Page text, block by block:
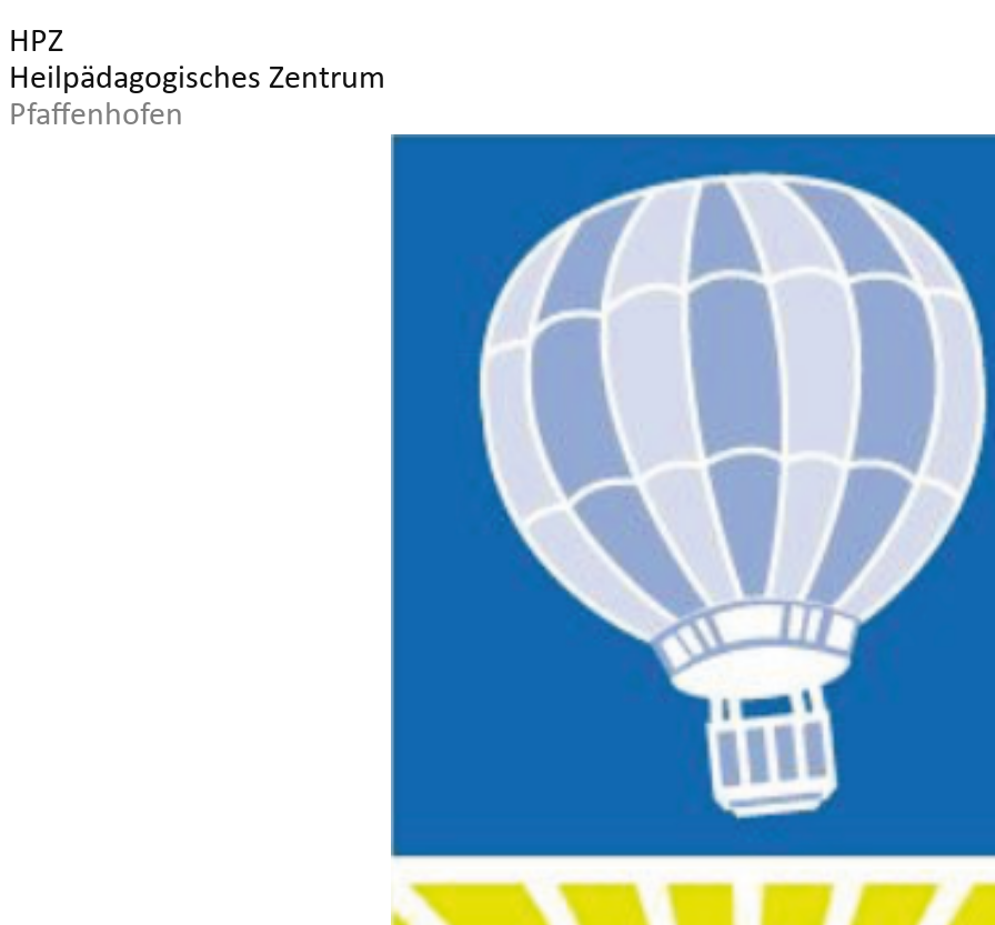
HPZ
Heilpädagogisches Zentrum
Pfaffenhofen